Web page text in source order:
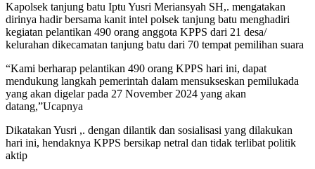
Kapolsek tanjung batu Iptu Yusri Meriansyah SH,. mengatakan
dirinya hadir bersama kanit intel polsek tanjung batu menghadiri
kegiatan pelantikan 490 orang anggota KPPS dari 21 desa/
kelurahan dikecamatan tanjung batu dari 70 tempat pemilihan suara
“Kami berharap pelantikan 490 orang KPPS hari ini, dapat
mendukung langkah pemerintah dalam mensukseskan pemilukada
yang akan digelar pada 27 November 2024 yang akan
datang,”Ucapnya
Dikatakan Yusri ,. dengan dilantik dan sosialisasi yang dilakukan
hari ini, hendaknya KPPS bersikap netral dan tidak terlibat politik
aktip